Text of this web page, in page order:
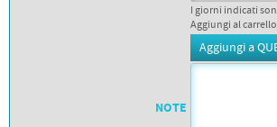
I giorni indicati
Aggiungi al
NOTE